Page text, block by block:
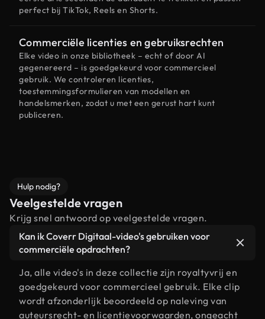
perfect bij TikTok, Reels en Shorts.
Commerciële licenties en gebruiksrechten
Elke video in onze bibliotheek – echt of door AI
gegenereerd – is goedgekeurd voor commercieel
gebruik. We controleren licenties,
toestemmingsformulieren van modellen en
handelsmerken, zodat u met een gerust hart kunt
publiceren.
Hulp nodig?
Veelgestelde vragen
Krijg snel antwoord op veelgestelde vragen.
Kan ik Coverr Digitaal-video's gebruiken voor
commerciële opdrachten?
Ja, alle video's in deze collectie zijn royaltyvrij en
goedgekeurd voor commercieel gebruik. Elke clip
wordt afzonderlijk beoordeeld op naleving van
auteursrecht- en licentievoorwaarden, ongeacht